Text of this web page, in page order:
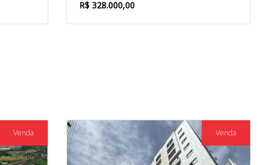
R$ 328.000,00
Venda Venda